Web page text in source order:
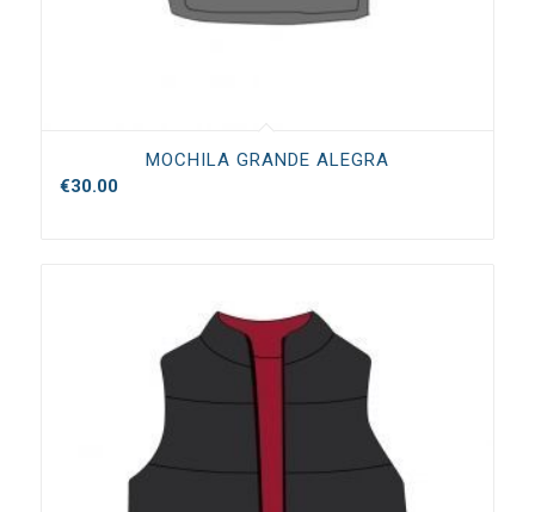
MOCHILA GRANDE ALEGRA
€30.00